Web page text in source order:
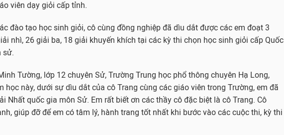
viên dạy giỏi cấp tỉnh.
đào tạo học sinh giỏi, cô cùng đồng nghiệp đã dìu dắt được các em đoạt 3
nhì, 26 giải ba, 18 giải khuyến khích tại các kỳ thi chọn học sinh giỏi cấp Quốc
sử.
Tường, lớp 12 chuyên Sử, Trường Trung học phổ thông chuyên Hạ Long,
học này, dưới sự dìu dắt của cô Trang cùng các giáo viên trong Trường, em đã
Nhất quốc gia môn Sử. Em rất biết ơn các thầy cô đặc biệt là cô Trang. Cô
giúp đỡ để em có tâm lý, hành trang tốt nhất khi bước vào các cuộc thi, kỳ thi